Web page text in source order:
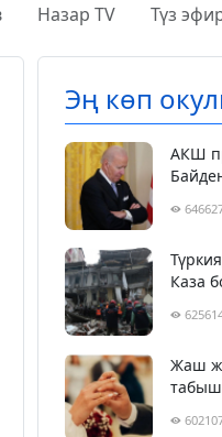
Назар TV Түз
Эң көп
АКШ
Каза
Жаш